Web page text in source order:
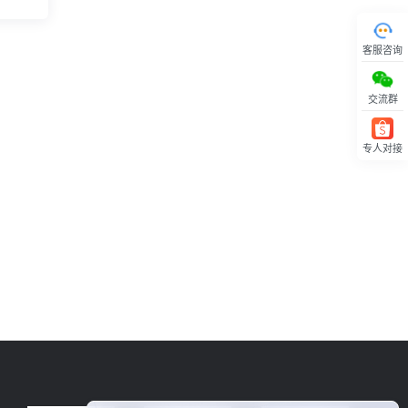
客服咨询
交流群
专人对接